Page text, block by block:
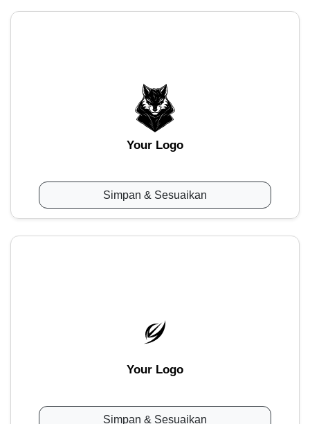
Your Logo
Simpan & Sesuaikan
Your Logo
Simpan & Sesuaikan